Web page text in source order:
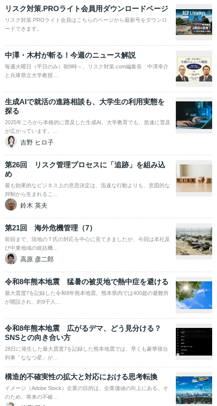
リスク対策.PROライト会員用ダウンロードページ
リスク対策.PROライト会員はこちらのページから最新号をダウンロ
ードできます。
中澤・木村が斬る！今週のニュース解説
毎週火曜日（平日のみ）朝9時～、リスク対策.com編集長 中澤幸介
と兵庫県立大学教授…
生成AIで就活の進路相談も、大学生の利用実態を
探る
2025年ごろから本格的に普及した生成AI。大学教育でも、急速に普及
が広がっています。…
吉野 ヒロ子
第26回 リスク管理プロセスに「追跡」を組み込
め
最も効果的なビジネス上の意思決定は、迅速な行動よりも、意図的な
抑制から生まれるこ…
鈴木 英夫
第21回 海外危機管理（7）
前回まで、現地のＴ氏の対応を中心に見てきましたが、今回は本社及
び中東地域の統括機…
高原 彦二郎
令和8年熊本地震 猛暑の被災地で熱中症を避ける
最大震度7を記録した令和8年熊本地震。熊本県内では400超の避難所
が開設され、約9千人…
令和8年熊本地震 広がるデマ、どう見分ける？
SNSとの向き合い方
28日に発生した最大震度7を記録した熊本地震では、早くも豪華寝台
列車「ななつ星」が…
構造的不確実性の拡大と対応における思考転換
イメージ（Adobe Stock）企業の目的は、企業価値の向上にある。そ
のため、将来の不確…